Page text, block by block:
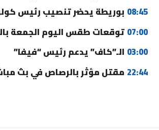
08:45 بوريطة يحضر تنصيب رئيس
07:00 توقعات طقس اليوم الجمعة
03:00 الـ”كاف” يدعم رئيس “فيفا”
22:44 مقتل مؤثر بالرصاص في بث